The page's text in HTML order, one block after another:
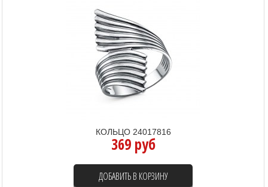
КОЛЬЦО 24017816
369 руб
ДОБАВИТЬ В КОРЗИНУ